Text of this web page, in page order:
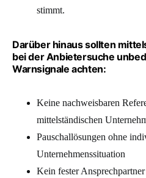
stimmt.
Darüber hinaus sollten
bei der Anbietersuche
Warnsignale achten:
Keine nachweisbaren
mittelständischen
Pauschallösungen ohne
Unternehmenssituation
Kein fester